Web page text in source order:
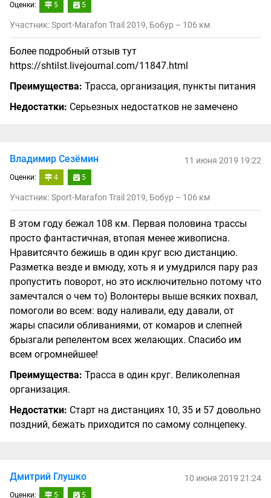
Оценки: 5 5
Участник: Sport-Marafon Trail 2019, Бобур – 106 км
Более подробный отзыв тут
https://shtilst.livejournal.com/11847.html
Преимущества: Трасса, организация, пункты питания
Недостатки: Серьезных недостатков не замечено
Владимир Сезёмин
Оценки: 4 5
11 июня 2019 19:22
Участник: Sport-Marafon Trail 2019, Бобур – 106 км
В этом году бежал 108 км. Первая половина трассы
просто фантастичная, втопая менее живописна.
Нравитсячто бежишь в один круг всю дистанцию.
Разметка везде и вмюду, хоть я и умудрился пару раз
пропустить поворот, но это исключительно потому что
замечтался о чем то) Волонтеры выше всяких похвал,
помоголи во всем: воду наливали, еду давали, от
жары спасили обливаниями, от комаров и слепней
брызгали репелентом всех желающих. Спасибо им
всем огромнейшее!
Преимущества: Трасса в один круг. Великолепная
организация.
Недостатки: Старт на дистанциях 10, 35 и 57 довольно
поздний, бежать приходится по самому солнцепеку.
Дмитрий Глушко
Оценки: 5 5
10 июня 2019 21:24